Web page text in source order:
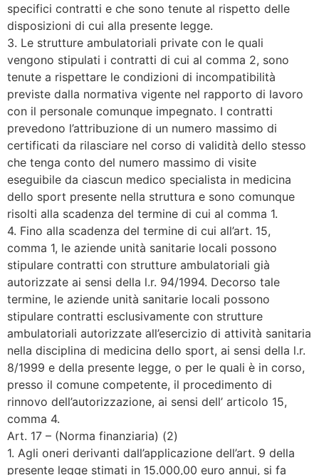
specifici contratti e che sono tenute al rispetto delle
disposizioni di cui alla presente legge.
3. Le strutture ambulatoriali private con le quali
vengono stipulati i contratti di cui al comma 2, sono
tenute a rispettare le condizioni di incompatibilità
previste dalla normativa vigente nel rapporto di lavoro
con il personale comunque impegnato. I contratti
prevedono l’attribuzione di un numero massimo di
certificati da rilasciare nel corso di validità dello stesso
che tenga conto del numero massimo di visite
eseguibile da ciascun medico specialista in medicina
dello sport presente nella struttura e sono comunque
risolti alla scadenza del termine di cui al comma 1.
4. Fino alla scadenza del termine di cui all’art. 15,
comma 1, le aziende unità sanitarie locali possono
stipulare contratti con strutture ambulatoriali già
autorizzate ai sensi della l.r. 94/1994. Decorso tale
termine, le aziende unità sanitarie locali possono
stipulare contratti esclusivamente con strutture
ambulatoriali autorizzate all’esercizio di attività sanitaria
nella disciplina di medicina dello sport, ai sensi della l.r.
8/1999 e della presente legge, o per le quali è in corso,
presso il comune competente, il procedimento di
rinnovo dell’autorizzazione, ai sensi dell’ articolo 15,
comma 4.
Art. 17 – (Norma finanziaria) (2)
1. Agli oneri derivanti dall’applicazione dell’art. 9 della
presente legge stimati in 15.000,00 euro annui, si fa